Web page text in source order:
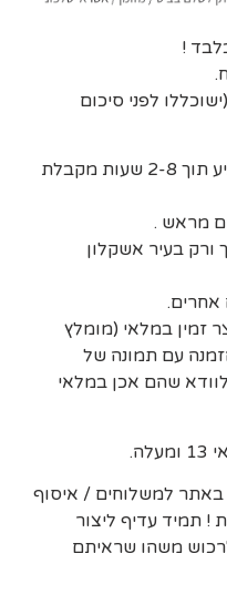
!
לפני סיכום
*משלוחי בלונים בעיר אשקלון יגיע תוך 2-8 שעות מקבלת
מראש .
ורק בעיר אשקלון
אחרים.
זמין במלאי (מומלץ
עם תמונה של
שהם אכן במלאי
למשלוחים / איסוף
! תמיד עדיף ליצור
משהו שראיתם